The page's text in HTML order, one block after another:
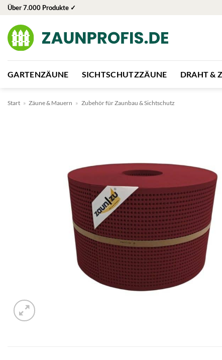
Zum
springen
Über 7.000 Produkte ✓
GARTENZÄUNE SICHTSCHUTZZÄUNE DRAHT &
Start » Zäune & Mauern » Zubehör für Zaunbau & Sichtschutz